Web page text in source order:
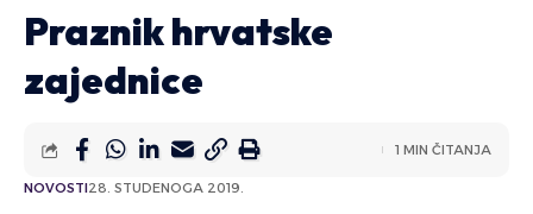
Praznik hrvatske
zajednice
NOVOSTI28. STUDENOGA 2019.
1 MIN ČITANJA